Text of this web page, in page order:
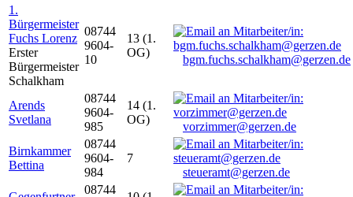
1.
Bürgermeister
Fuchs Lorenz
Erster
Bürgermeister
Schalkham
08744
9604-
10
13 (1.
OG)
bgm.fuchs.schalkham@gerzen.de
Arends
Svetlana
08744
9604-
985
14 (1.
OG)
vorzimmer@gerzen.de
Birnkammer
Bettina
08744
9604-
984
7
steueramt@gerzen.de
08744